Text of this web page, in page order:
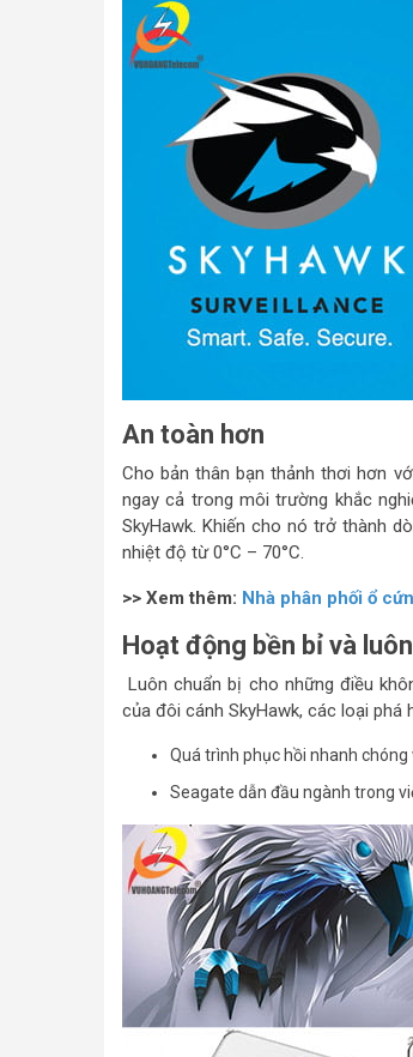
An toàn hơn
Cho bản thân bạn thảnh thơi hơn
ngay cả trong môi trường khắc
SkyHawk. Khiến cho nó trở thành
nhiệt độ từ 0°C – 70°C.
>> Xem thêm: Nhà phân phối ổ
Hoạt động bền bỉ và
Luôn chuẩn bị cho những điều
của đôi cánh SkyHawk, các loại phá
Quá trình phục hồi nhanh
Seagate dẫn đầu ngành trong